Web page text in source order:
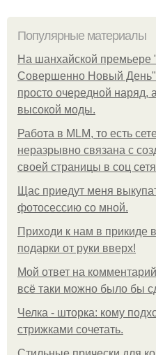
Популярные материалы
На шанхайской премьере
Совершенно Новый День"
просто очередной наряд,
высокой моды.
Работа в MLM, то есть
неразрывно связана с
своей страницы в соц
Щас приедут меня
фотосессию со мной.
Приходи к нам в прикиде
подарки от руки вверх!
Мой ответ на
всё таки можно было бы
Челка - шторка: кому
стрижками сочетать.